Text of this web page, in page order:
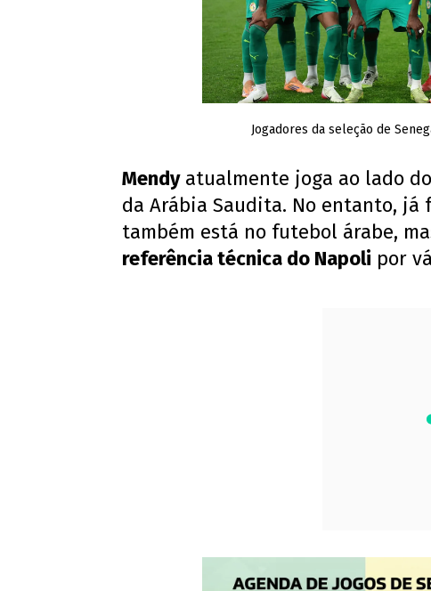
Jogadores da seleção de
Mendyatualmente joga ao lado
da Arábia Saudita. No entanto,
também está no futebol árabe,
referência técnica do Napoli por